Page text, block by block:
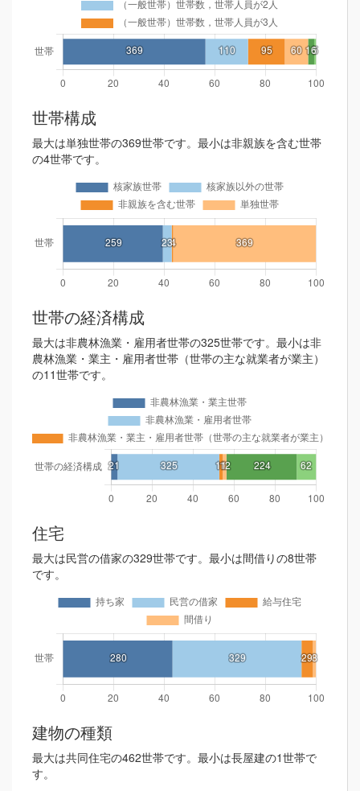
世帯構成
最大は単独世帯の369世帯です。最小は非親族を含む世帯
の4世帯です。
世帯の経済構成
最大は非農林漁業・雇用者世帯の325世帯です。最小は非
農林漁業・業主・雇用者世帯（世帯の主な就業者が業主）
の11世帯です。
住宅
最大は民営の借家の329世帯です。最小は間借りの8世帯
です。
建物の種類
最大は共同住宅の462世帯です。最小は長屋建の1世帯で
す。